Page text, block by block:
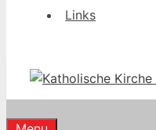
Links